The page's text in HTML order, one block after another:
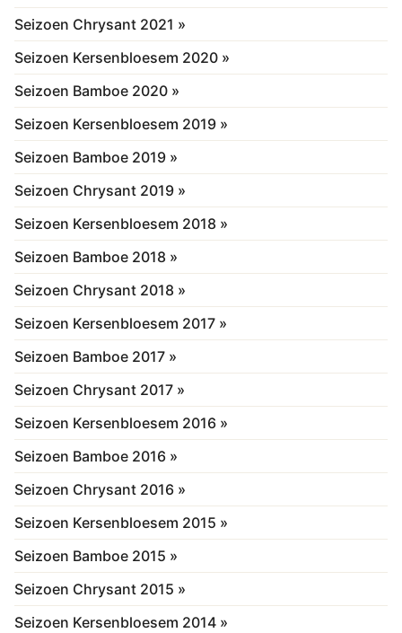
Seizoen Chrysant 2021 »
Seizoen Kersenbloesem 2020 »
Seizoen Bamboe 2020 »
Seizoen Kersenbloesem 2019 »
Seizoen Bamboe 2019 »
Seizoen Chrysant 2019 »
Seizoen Kersenbloesem 2018 »
Seizoen Bamboe 2018 »
Seizoen Chrysant 2018 »
Seizoen Kersenbloesem 2017 »
Seizoen Bamboe 2017 »
Seizoen Chrysant 2017 »
Seizoen Kersenbloesem 2016 »
Seizoen Bamboe 2016 »
Seizoen Chrysant 2016 »
Seizoen Kersenbloesem 2015 »
Seizoen Bamboe 2015 »
Seizoen Chrysant 2015 »
Seizoen Kersenbloesem 2014 »